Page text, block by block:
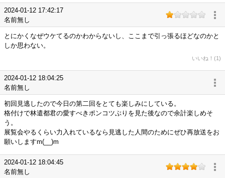
2024-01-12 17:42:17
名前無し
とにかくなぜウケてるのかわからないし、ここまで引っ張るほどなのかと
しか思わない。
いいね！(1)
2024-01-12 18:04:25
名前無し
初回見逃したので今日の第二回をとても楽しみにしている。
格付けで林遣都君の愛すべきポンコツぶりを見た後なので余計楽しめそ
う。
展覧会やるくらい力入れているなら見逃した人間のためにぜひ再放送をお
願いしますm(__)m
2024-01-12 18:04:45
名前無し